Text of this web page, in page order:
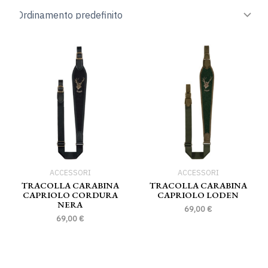
ACCESSORI
TRACOLLA CARABINA
CAPRIOLO CORDURA
NERA
69,00 €
ACCESSORI
TRACOLLA CARABINA
CAPRIOLO LODEN
69,00 €